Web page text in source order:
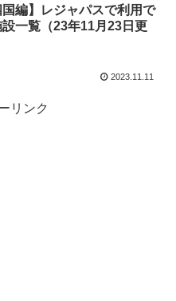
国編】レジャパスで利用で
設一覧（23年11月23日更
2023.11.11
リンク